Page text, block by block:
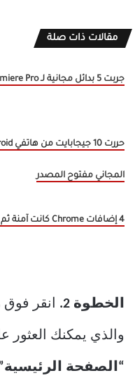
مقالات ذات صلة
جربت 5 بدائل مجانية لـ Premiere Pro وهذا ما اعتمدته
المجاني مفتوح المصدر
4 إضافات Chrome كانت آمنة ثم أصبحت برامج ضارة
الخطوة 2. انقر فوق
والذي يمكنك العثور
“الصفحة